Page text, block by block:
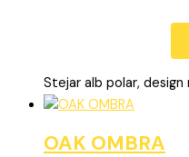
Stejar alb polar, design
OAK OMBRA